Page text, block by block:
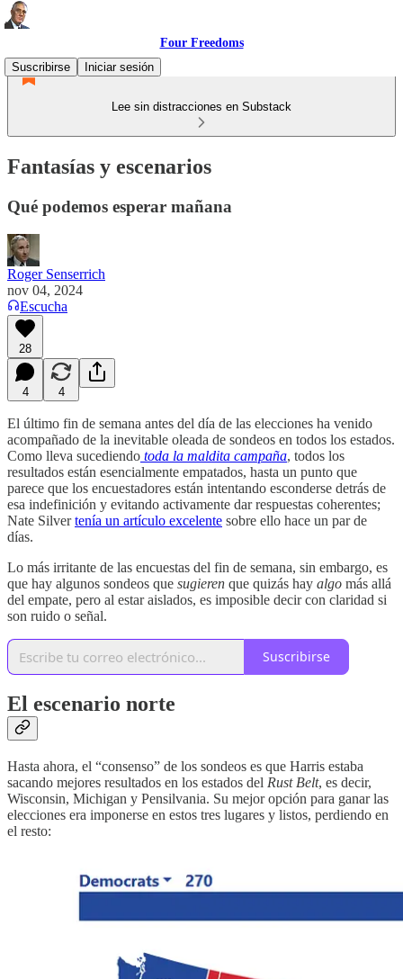
Four Freedoms
Suscribirse
Iniciar sesión
Lee sin distracciones en Substack
Fantasías y escenarios
Qué podemos esperar mañana
Roger Senserrich
nov 04, 2024
Escucha
28
4 4
El último fin de semana antes del día de las elecciones ha venido
acompañado de la inevitable oleada de sondeos en todos los estados.
Como lleva sucediendo toda la maldita campaña, todos los
resultados están esencialmente empatados, hasta un punto que
parece que los encuestadores están intentando esconderse detrás de
esa indefinición y evitando activamente dar respuestas coherentes;
Nate Silvertenía un artículo excelente sobre ello hace un par de
días.
Lo más irritante de las encuestas del fin de semana, sin embargo, es
que hay algunos sondeos que sugieren que quizás hay algo más allá
del empate, pero al estar aislados, es imposible decir con claridad si
son ruido o señal.
Suscribirse
El escenario norte
Hasta ahora, el “consenso” de los sondeos es que Harris estaba
sacando mejores resultados en los estados del Rust Belt, es decir,
Wisconsin, Michigan y Pensilvania. Su mejor opción para ganar las
elecciones era imponerse en estos tres lugares y listos, perdiendo en
el resto: